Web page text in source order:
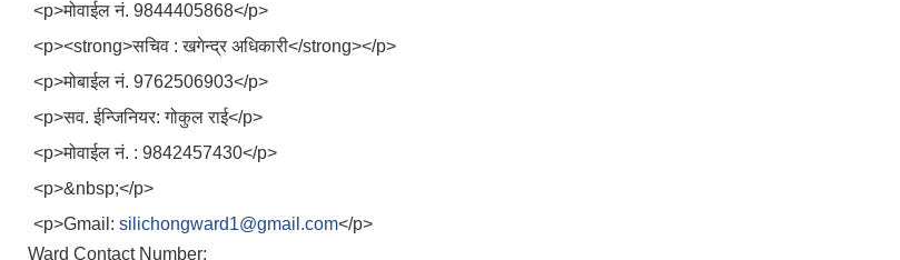
<p>मोवाईल नं. 9844405868</p>
<p><strong>सचिव : खगेन्द्र अधिकारी</strong></p>
<p>मोबाईल नं. 9762506903</p>
<p>सव. ईन्जिनियर: गोकुल राई</p>
<p>मोवाईल नं. : 9842457430</p>
<p>&nbsp;</p>
<p>Gmail: silichongward1@gmail.com</p>
Ward Contact Number: